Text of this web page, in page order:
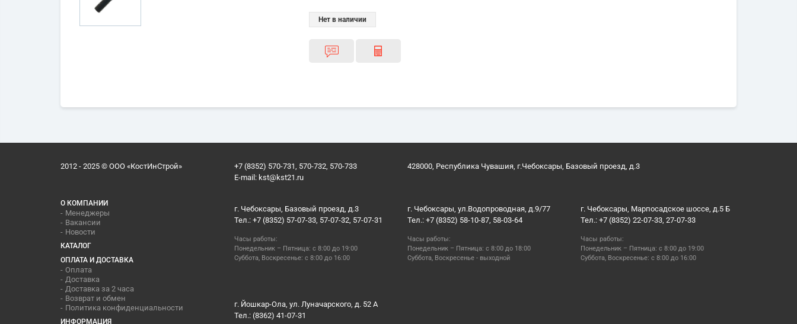
Нет в наличии
2012 - 2025 © ООО «КостИнСтрой»
+7 (8352) 570-731, 570-732, 570-733
E-mail: kst@kst21.ru
428000, Республика Чувашия, г.Чебоксары, Базовый проезд, д.3
О КОМПАНИИ
Менеджеры
Вакансии
Новости
КАТАЛОГ
ОПЛАТА И ДОСТАВКА
Оплата
Доставка
Доставка за 2 часа
Возврат и обмен
Политика конфиденциальности
ИНФОРМАЦИЯ
г. Чебоксары, Базовый проезд, д.3
Тел.: +7 (8352) 57-07-33, 57-07-32, 57-07-31
Часы работы:
Понедельник – Пятница: с 8:00 до 19:00
Суббота, Воскресенье: с 8:00 до 16:00
г. Чебоксары, ул.Водопроводная, д.9/77
Тел.: +7 (8352) 58-10-87, 58-03-64
Часы работы:
Понедельник – Пятница: с 8:00 до 18:00
Суббота, Воскресенье - выходной
г. Чебоксары, Марпосадское шоссе, д.5 Б
Тел.: +7 (8352) 22-07-33, 27-07-33
Часы работы:
Понедельник – Пятница: с 8:00 до 19:00
Суббота, Воскресенье: с 8:00 до 16:00
г. Йошкар-Ола, ул. Луначарского, д. 52 А
Тел.: (8362) 41-07-31